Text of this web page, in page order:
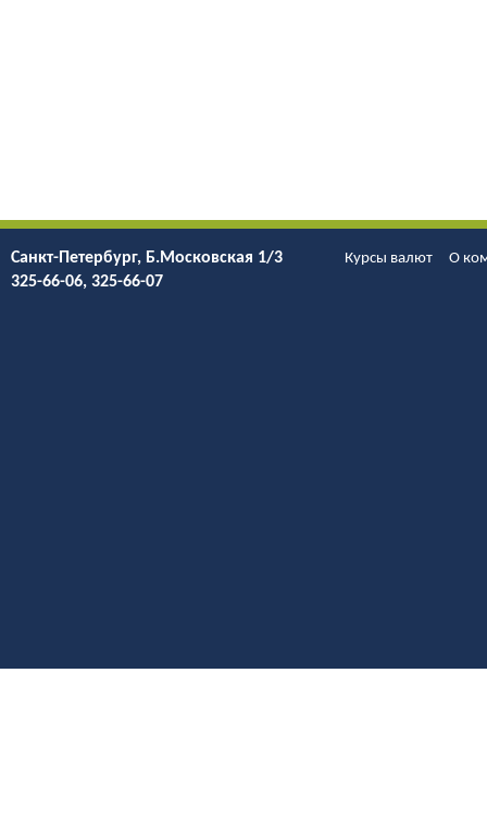
Санкт-Петербург, Б.Моcковская 1/3
325-66-06, 325-66-07
Курсы валют О